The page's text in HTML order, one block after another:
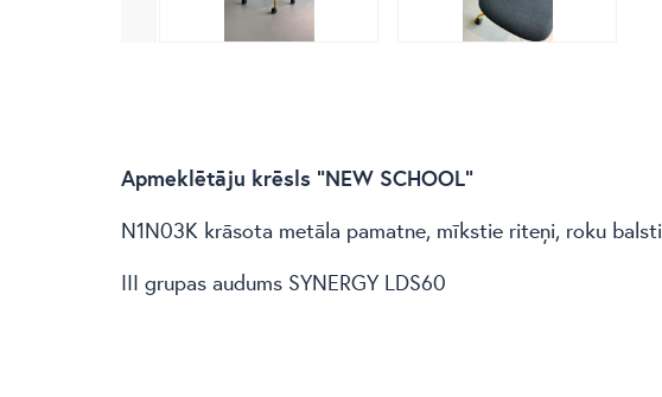
Apmeklētāju krēsls “NEW SCHOOL”
N1N03K krāsota metāla pamatne, mīkstie riteņi, roku balsti
III grupas audums SYNERGY LDS60